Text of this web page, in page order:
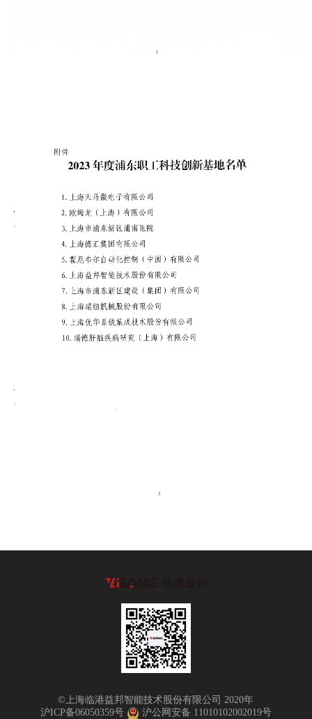
©上海临港益邦智能技术股份有限公司 2020年
沪ICP备06050359号
沪公网安备 11010102002019号